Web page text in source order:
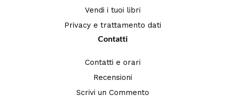
Vendi i tuoi libri
Privacy e trattamento dati
Contatti
Contatti e orari
Recensioni
Scrivi un Commento